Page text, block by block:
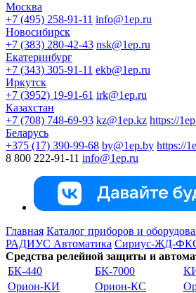
Москва
+7 (495) 258-91-11 info@1ep.ru
Новосибирск
+7 (383) 280-42-43 nsk@1ep.ru
Екатеринбург
+7 (343) 305-91-11 ekb@1ep.ru
Иркутск
+7 (3952) 19-91-61 irk@1ep.ru
Казахстан
+7 (708) 748-69-93 kz@1ep.kz https://
Беларусь
+375 (17) 390-99-68 by@1ep.by https://
8 800 222-91-11 info@1ep.ru
Главная Каталог приборов и
РАДИУС Автоматика Сириус-ЖД-ФКС -
Средства релейной защиты и
БК-440
БК-7000
Орион-КИ
Орион-КС